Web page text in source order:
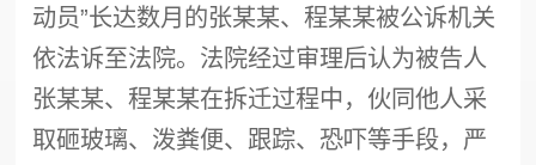
动员”长达数月的张某某、程某某被公诉机关
依法诉至法院。法院经过审理后认为被告人
张某某、程某某在拆迁过程中，伙同他人采
取砸玻璃、泼粪便、跟踪、恐吓等手段，严